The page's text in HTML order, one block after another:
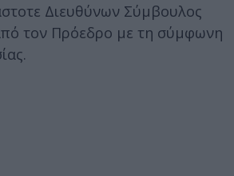
Διευθύνων Σύμβουλος
από τον Πρόεδρο με τη σύμφωνη